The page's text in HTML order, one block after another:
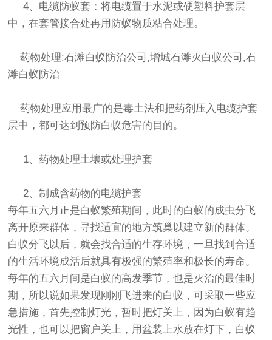
4、电缆防蚁套：将电缆置于水泥或硬塑料护套层
中，在套管接合处再用防蚁物质粘合处理。
药物处理:石滩白蚁防治公司 ,增城石滩灭白蚁公司,石
滩白蚁防治
药物处理应用最广的是毒土法和把药剂压入电缆护套
层中，都可达到预防白蚁危害的目的。
1、药物处理土壤或处理护套
2、制成含药物的电缆护套
每年五六月正是白蚁繁殖期间，此时的白蚁的成虫分飞
离开原来群体，寻找适宜的地方筑巢以建立新的群体。
白蚁分飞以后，就会找合适的生存环境，一旦找到合适
的生活环境成活后就具有极强的繁殖率和极长的寿命。
每年的五六月间是白蚁的高发季节，也是灭治的最佳时
期，所以说如果发现刚刚飞进来的白蚁，可采取一些应
急措施，首先控制灯光，暂时把灯关上，因为白蚁有趋
光性，也可以把窗户关上，用盆装上水放在灯下，白蚁